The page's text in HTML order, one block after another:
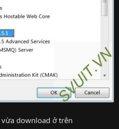
vừa download ở trên